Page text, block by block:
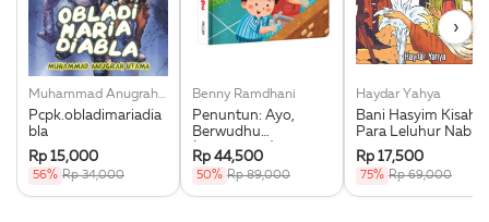
Muhammad Anugrah Utama
Pcpk.obladimariadia
bla
Rp 15,000
56% Rp 34,000
Benny Ramdhani
Penuntun: Ayo,
Berwudhu
(Boardbook)
Rp 44,500
50% Rp 89,000
Haydar Yahya
Bani Hasyim Kisah
Para Leluhur Nabi
Muhammad Saw.
Rp 17,500
75% Rp 69,000
›